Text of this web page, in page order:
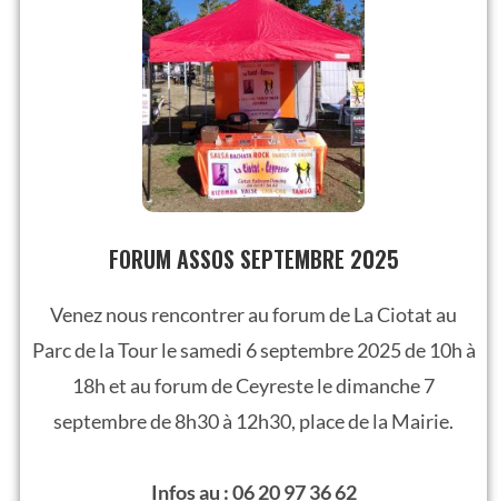
FORUM ASSOS SEPTEMBRE 2025
Venez nous rencontrer au forum de La Ciotat au
Parc de la Tour le samedi 6 septembre 2025 de 10h à
18h et au forum de Ceyreste le dimanche 7
septembre de 8h30 à 12h30, place de la Mairie.
Infos au : 06 20 97 36 62